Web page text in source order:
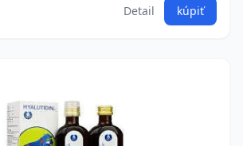
Detail kúpiť